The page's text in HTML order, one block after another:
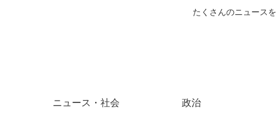
たくさんのニュース
ニュース・社会 政治